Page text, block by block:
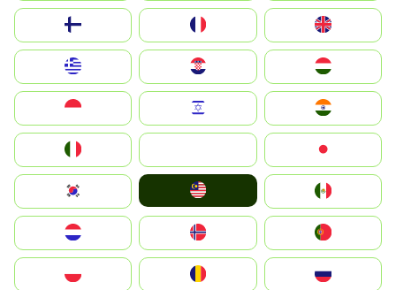
United Kingdom
Magyarország
South Korea